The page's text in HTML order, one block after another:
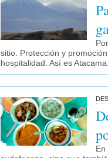
sitio. Protección y
hospitalidad. Así es Atacama.